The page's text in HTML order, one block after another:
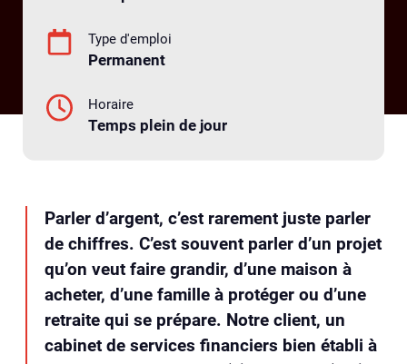
Type d'emploi
Permanent
Horaire
Temps plein de jour
Parler d’argent, c’est rarement juste parler
de chiffres. C’est souvent parler d’un projet
qu’on veut faire grandir, d’une maison à
acheter, d’une famille à protéger ou d’une
retraite qui se prépare. Notre client, un
cabinet de services financiers bien établi à